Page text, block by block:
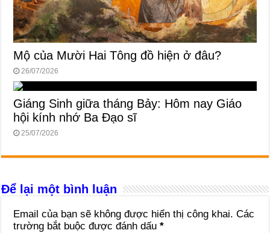
Mộ của Mười Hai Tông đồ hiện ở đâu?
26/07/2026
Giáng Sinh giữa tháng Bảy: Hôm nay Giáo
hội kính nhớ Ba Đạo sĩ
25/07/2026
Để lại một bình luận
Email của bạn sẽ không được hiển thị công khai. Các
trường bắt buộc được đánh dấu*